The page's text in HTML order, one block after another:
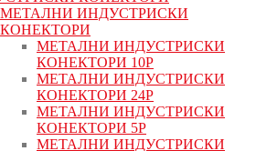
МЕТАЛНИ ИНДУСТРИСКИ
КОНЕКТОРИ
МЕТАЛНИ ИНДУСТРИСКИ
КОНЕКТОРИ 10P
МЕТАЛНИ ИНДУСТРИСКИ
КОНЕКТОРИ 24P
МЕТАЛНИ ИНДУСТРИСКИ
КОНЕКТОРИ 5P
МЕТАЛНИ ИНДУСТРИСКИ